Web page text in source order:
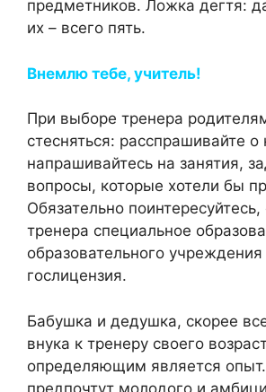
предметников. Ложка дегтя:
их – всего пять.
Внемлю тебе, учитель!
При выборе тренера
стесняться: расспрашивайте
напрашивайтесь на занятия,
вопросы, которые хотели бы
Обязательно поинтересуйтесь,
тренера специальное
образовательного учреждения
гослицензия.
Бабушка и дедушка, скорее
внука к тренеру своего
определяющим является
предпочтут молодого и